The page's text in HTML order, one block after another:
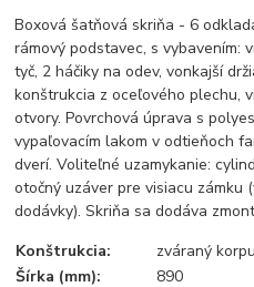
Boxová šatňová skriňa - 6
rámový podstavec, s vybavením:
tyč, 2 háčiky na odev, vonkajší
konštrukcia z oceľového plechu,
otvory. Povrchová úprava s
vypaľovacím lakom v odtieňoch
dverí. Voliteľné uzamykanie:
otočný uzáver pre visiacu zámku
dodávky). Skriňa sa dodáva
Konštrukcia:
zváraný
Šírka (mm):
890